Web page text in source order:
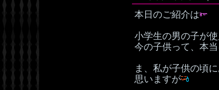
本日のご紹介は
小学生の男の子が
今の子供って、本
ま、私が子供の頃
思いますが